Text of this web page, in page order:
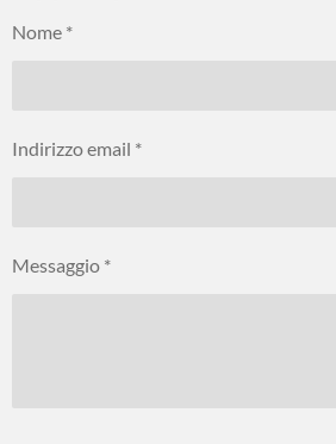
i
Nome *
Indirizzo email *
Messaggio *